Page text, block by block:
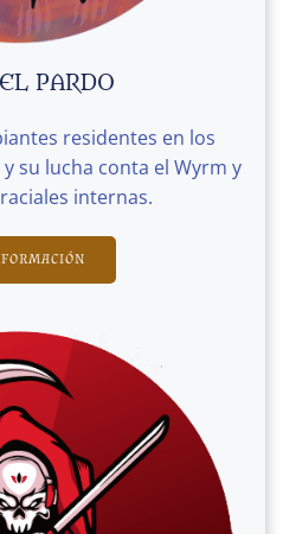
PARDO
residentes en los
su lucha conta el Wyrm y
internas.